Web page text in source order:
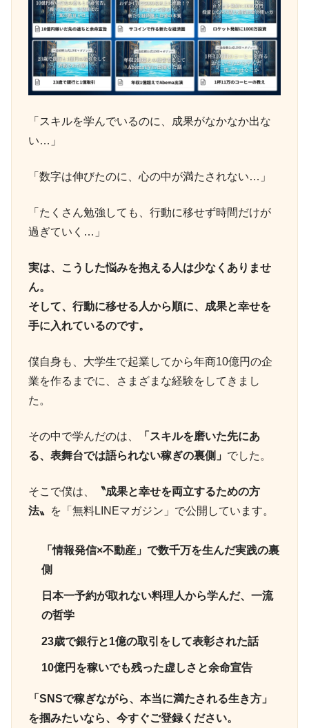
「スキルを学んでいるのに、成果がなかなか出な
い…」
「数字は伸びたのに、心の中が満たされない…」
「たくさん勉強しても、行動に移せず時間だけが
過ぎていく…」
実は、こうした悩みを抱える人は少なくありませ
ん。
そして、行動に移せる人から順に、成果と幸せを
手に入れているのです。
僕自身も、大学生で起業してから年商10億円の企
業を作るまでに、さまざまな経験をしてきまし
た。
その中で学んだのは、
「スキルを磨いた先にあ
る、表舞台では語られない稼ぎの裏側」 でした。
そこで僕は、
〝成果と幸せを両立するための方
法〟
を「無料LINEマガジン」で公開しています。
「情報発信×不動産」で数千万を生んだ実践の裏
側
日本一予約が取れない料理人から学んだ、一流
の哲学
23歳で銀行と1億の取引をして表彰された話
10億円を稼いでも残った虚しさと余命宣告
「SNSで稼ぎながら、本当に満たされる生き方」
を掴みたいなら、今すぐご登録ください。